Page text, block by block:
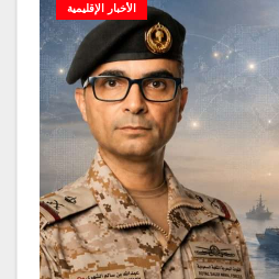
الأخبار الإقليمية